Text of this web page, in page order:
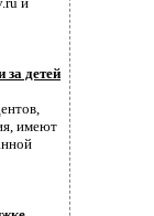
за детей
имеют